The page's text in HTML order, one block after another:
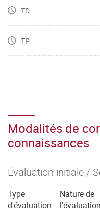
TD
TP
Modalités de
connaissances
Évaluation initiale /
Type
d'évaluation
Nature de
l'évaluation